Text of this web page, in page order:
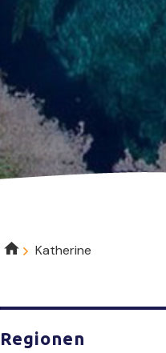
Breadcrumb
Katherine
Regionen